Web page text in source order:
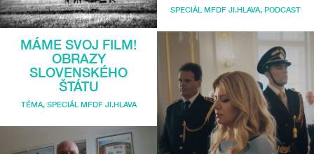
MÁME SVOJ FILM!
OBRAZY
SLOVENSKÉHO
ŠTÁTU
TÉMA, SPECIÁL MFDF JI.HLAVA
SPECIÁL MFDF JI.HLAVA, PODCAST